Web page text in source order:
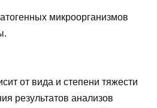
микроорганизмов
от вида и степени тяжести
результатов анализов